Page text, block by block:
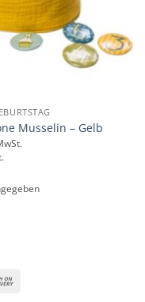
Musselin – Gelb